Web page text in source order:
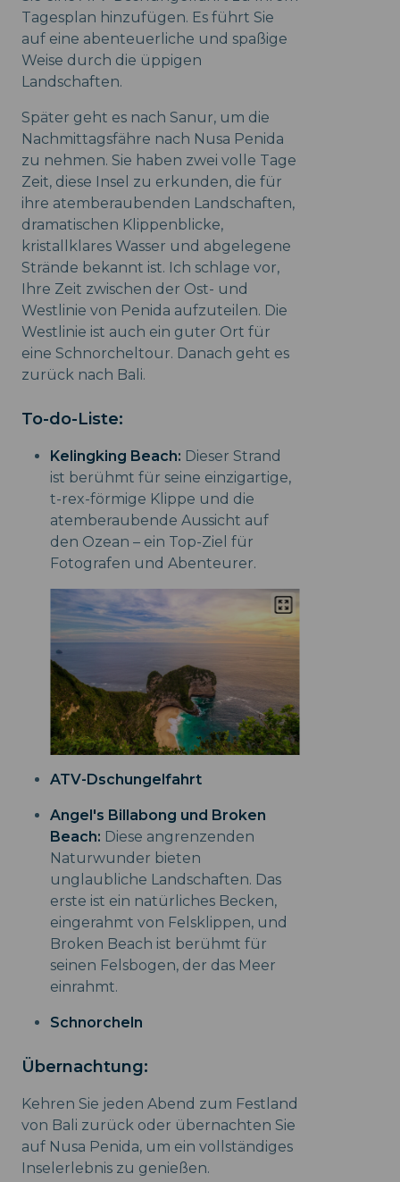
Tagesplan hinzufügen. Es führt Sie
auf eine abenteuerliche und spaßige
Weise durch die üppigen
Landschaften.
Später geht es nach Sanur, um die
Nachmittagsfähre nach Nusa Penida
zu nehmen. Sie haben zwei volle Tage
Zeit, diese Insel zu erkunden, die für
ihre atemberaubenden Landschaften,
dramatischen Klippenblicke,
kristallklares Wasser und abgelegene
Strände bekannt ist. Ich schlage vor,
Ihre Zeit zwischen der Ost- und
Westlinie von Penida aufzuteilen. Die
Westlinie ist auch ein guter Ort für
eine Schnorcheltour. Danach geht es
zurück nach Bali.
To-do-Liste:
Kelingking Beach: Dieser Strand
ist berühmt für seine einzigartige,
t-rex-förmige Klippe und die
atemberaubende Aussicht auf
den Ozean – ein Top-Ziel für
Fotografen und Abenteurer.
ATV-Dschungelfahrt
Angel's Billabong und Broken
Beach: Diese angrenzenden
Naturwunder bieten
unglaubliche Landschaften. Das
erste ist ein natürliches Becken,
eingerahmt von Felsklippen, und
Broken Beach ist berühmt für
seinen Felsbogen, der das Meer
einrahmt.
Schnorcheln
Übernachtung:
Kehren Sie jeden Abend zum Festland
von Bali zurück oder übernachten Sie
auf Nusa Penida, um ein vollständiges
Inselerlebnis zu genießen.